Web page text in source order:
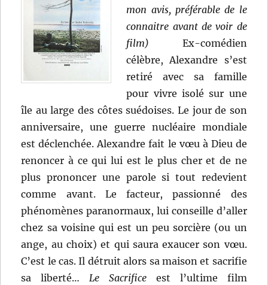
mon avis, préférable de le
connaitre avant de voir de
film) Ex-comédien
célèbre, Alexandre s’est
retiré avec sa famille
pour vivre isolé sur une
île au large des côtes suédoises. Le jour de son
anniversaire, une guerre nucléaire mondiale
est déclenchée. Alexandre fait le vœu à Dieu de
renoncer à ce qui lui est le plus cher et de ne
plus prononcer une parole si tout redevient
comme avant. Le facteur, passionné des
phénomènes paranormaux, lui conseille d’aller
chez sa voisine qui est un peu sorcière (ou un
ange, au choix) et qui saura exaucer son vœu.
C’est le cas. Il détruit alors sa maison et sacrifie
sa liberté…Le Sacrifice est l’ultime film